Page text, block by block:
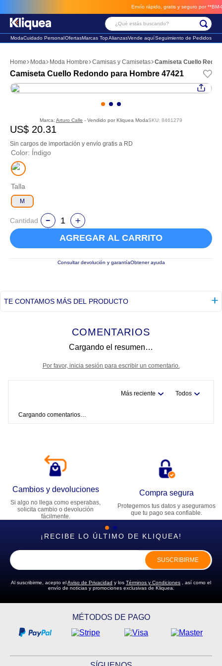
Envío rápido, gratis y seguro por **BM-
¿Qué estás buscando?
ModaCuidado PersonalOfertasMarcas TopAlianzasVende aquíSeguimiento de Pedidos
Moda Moda Hombre Camisas y Camisetas Camiseta Cuello
Camiseta Cuello Redondo para Hombre 47421
Marca: Arturo Calle - Vendido por Kliquea ModaSKU: 8461279
US$ 20.31
Sin cargos de importación y envío gratis a RD
Color: Índigo
Talla
M
Cantidad
AGREGAR AL CARRITO
Consultar devolución y garantíaObtener ayuda
TE CONTAMOS MÁS DEL PRODUCTO
COMENTARIOS
Cargando el resumen…
Por favor, inicia sesión para escribir un comentario.
Más reciente Todos
Cargando comentarios…
Cambios y devoluciones
Si algo no llega como esperabas,
solicita cambio o devolución
fácilmente.
Compra segura
Protegemos tus datos y aseguramos
que tu pago sea confiable.
¡RECIBE LO ÚLTIMO DE KLIQUEA!
SUSCRIBIRME
Al suscribirme, acepto elAviso de Privacidad y los Términos y Condiciones , así como el
envío de noticias y promociones exclusivas de Kliquea.
MÉTODOS DE PAGO
2. faldas